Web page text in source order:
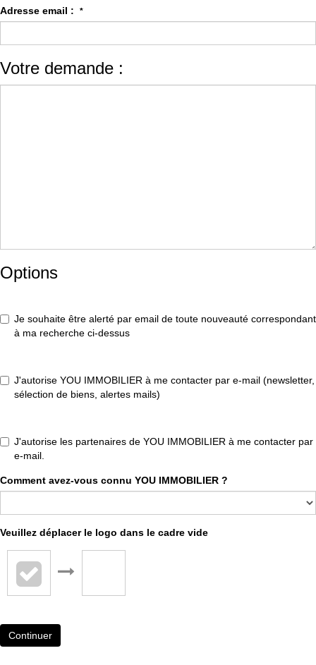
Adresse email : *
Votre demande :
Options
Je souhaite être alerté par email de toute nouveauté correspondant
à ma recherche ci-dessus
J'autorise YOU IMMOBILIER à me contacter par e-mail (newsletter,
sélection de biens, alertes mails)
J'autorise les partenaires de YOU IMMOBILIER à me contacter par
e-mail.
Comment avez-vous connu YOU IMMOBILIER ?
Veuillez déplacer le logo dans le cadre vide
Continuer